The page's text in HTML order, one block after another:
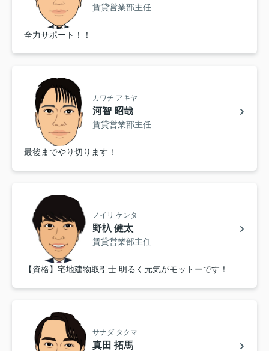
賃貸営業部主任
全力サポート！！
カワチ アキヤ
河智 昭哉
賃貸営業部主任
最後までやり切ります！
ノイリ ケンタ
野杁 健太
賃貸営業部主任
【資格】宅地建物取引士 明るく元気がモットーです！
サナダ タクマ
真田 拓馬